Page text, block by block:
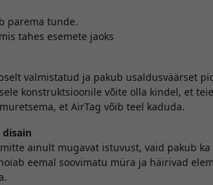
parema tunde.
tahes esemete jaoks
valmistatud ja pakub usaldusväärset
konstruktsioonile võite olla kindel, et
et AirTag võib teel kaduda.
ainult mugavat istuvust, vaid pakub
eemal soovimatu müra ja häirivad